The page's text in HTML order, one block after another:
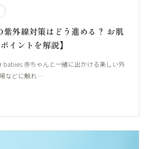
紫外線対策はどう進める？ お肌
イントを解説】
babies 赤ちゃんと一緒に出かける楽しい外
などに触れ…